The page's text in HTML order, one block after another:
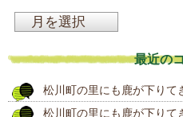
投
最近の
松川町の里にも鹿が下りて
松川町の里にも鹿が下りて